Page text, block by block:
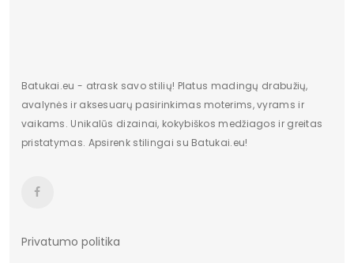
Batukai.eu - atrask savo stilių! Platus madingų drabužių,
avalynės ir aksesuarų pasirinkimas moterims, vyrams ir
vaikams. Unikalūs dizainai, kokybiškos medžiagos ir greitas
pristatymas. Apsirenk stilingai su Batukai.eu!
Privatumo politika